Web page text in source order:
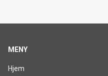
MENY
Hjem